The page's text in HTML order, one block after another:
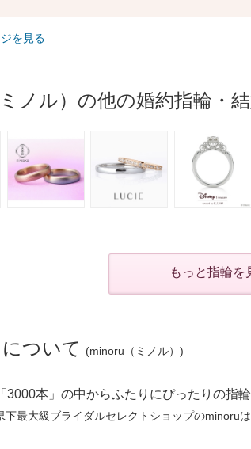
を見る
ノル）の他の婚約指輪・
もっと指輪を
ついて (minoru（ミノル）)